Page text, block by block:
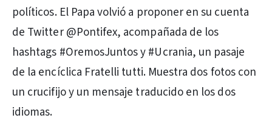
políticos. El Papa volvió a proponer en su cuenta
de Twitter @Pontifex, acompañada de los
hashtags #OremosJuntos y #Ucrania, un pasaje
de la encíclica Fratelli tutti. Muestra dos fotos con
un crucifijo y un mensaje traducido en los dos
idiomas.